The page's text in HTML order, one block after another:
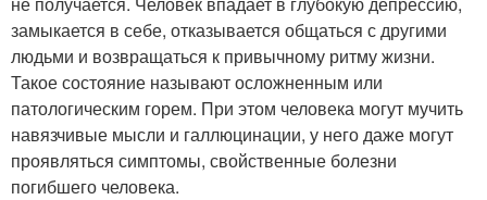
замыкается в себе, отказывается общаться с другими
людьми и возвращаться к привычному ритму жизни.
Такое состояние называют осложненным или
патологическим горем. При этом человека могут мучить
навязчивые мысли и галлюцинации, у него даже могут
проявляться симптомы, свойственные болезни
погибшего человека.